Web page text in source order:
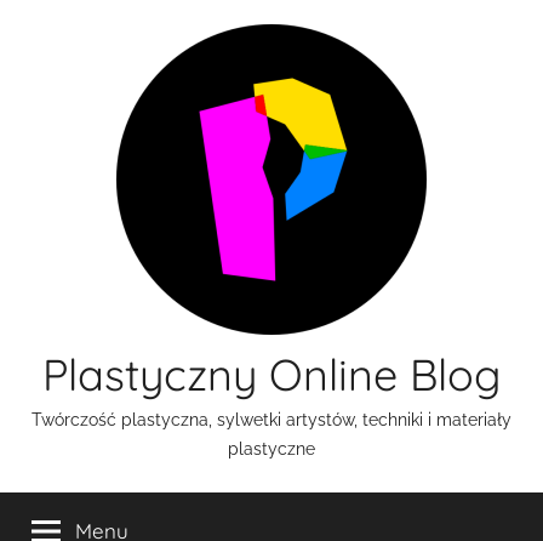
Plastyczny Online Blog
Twórczość plastyczna, sylwetki artystów, techniki i materiały
plastyczne
Menu